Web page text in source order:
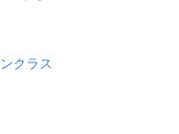
クラス